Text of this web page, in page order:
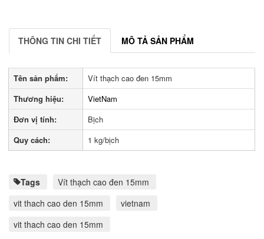
THÔNG TIN CHI TIẾT MÔ TẢ SẢN PHẨM
Tên sản phẩm:
Vít thạch cao đen 15mm
Thương hiệu:
VietNam
Đơn vị tính:
Bịch
Quy cách:
1 kg/bịch
Tags
Vít thạch cao đen 15mm
vit thach cao den 15mm
vietnam
vit thach cao den 15mm